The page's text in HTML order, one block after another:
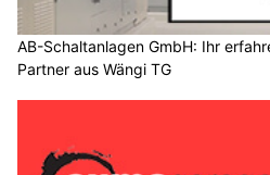
AB-Schaltanlagen GmbH: Ihr
Partner aus Wängi TG